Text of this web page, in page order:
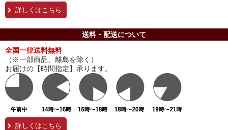
詳しくはこちら
送料・配送について
全国一律送料無料
（※一部商品、離島を除く）
お届けの【時間指定】承ります。
詳しくはこちら